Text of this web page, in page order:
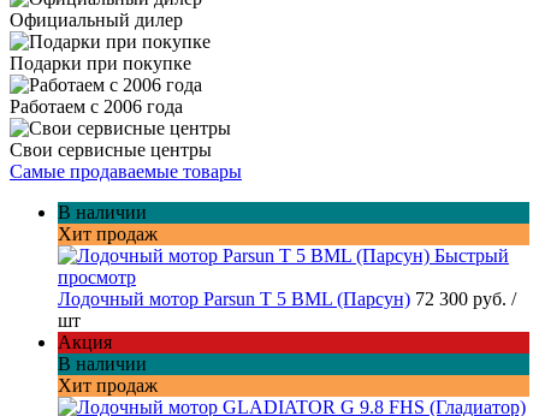
Официальный дилер
Подарки при покупке
Работаем с 2006 года
Свои сервисные центры
Самые продаваемые товары
В наличии
Хит продаж
Быстрый
просмотр
Лодочный мотор Parsun T 5 BML (Парсун) 72 300 руб. /
шт
Акция
В наличии
Хит продаж